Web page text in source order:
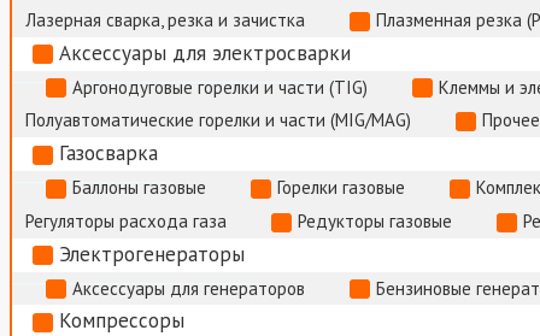
Лазерная сварка, резка и зачистка
Плазменная резка
Аксессуары для электросварки
Аргонодуговые горелки и части (TIG)
Клеммы и
Полуавтоматические горелки и части (MIG/MAG)
Газосварка
Баллоны газовые Горелки газовые
Регуляторы расхода газа
Редукторы газовые
Электрогенераторы
Аксессуары для генераторов Бензиновые
Компрессоры